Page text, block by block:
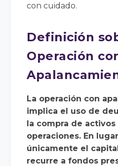
con cuidado.
Definición
Operación
La operación con
implica el uso de
la compra de
operaciones. En
únicamente el
recurre a fondos